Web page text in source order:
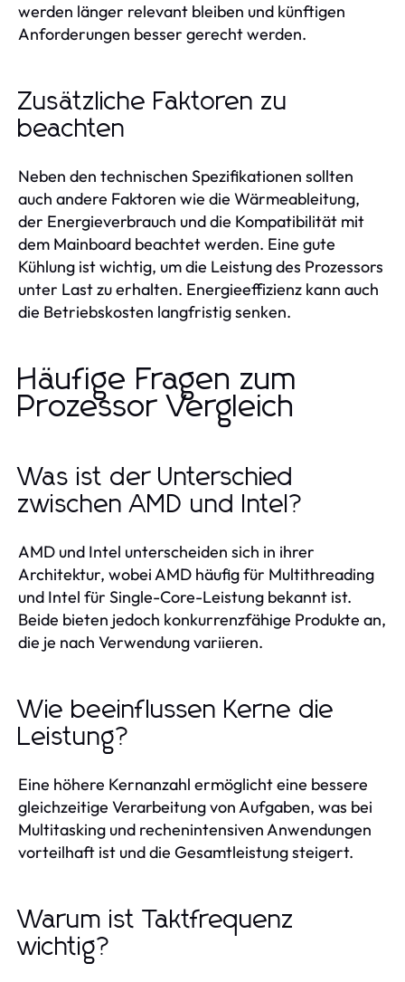
werden länger relevant bleiben und künftigen
Anforderungen besser gerecht werden.
Zusätzliche Faktoren zu
beachten
Neben den technischen Spezifikationen sollten
auch andere Faktoren wie die Wärmeableitung,
der Energieverbrauch und die Kompatibilität mit
dem Mainboard beachtet werden. Eine gute
Kühlung ist wichtig, um die Leistung des Prozessors
unter Last zu erhalten. Energieeffizienz kann auch
die Betriebskosten langfristig senken.
Häufige Fragen zum
Prozessor Vergleich
Was ist der Unterschied
zwischen AMD und Intel?
AMD und Intel unterscheiden sich in ihrer
Architektur, wobei AMD häufig für Multithreading
und Intel für Single-Core-Leistung bekannt ist.
Beide bieten jedoch konkurrenzfähige Produkte an,
die je nach Verwendung variieren.
Wie beeinflussen Kerne die
Leistung?
Eine höhere Kernanzahl ermöglicht eine bessere
gleichzeitige Verarbeitung von Aufgaben, was bei
Multitasking und rechenintensiven Anwendungen
vorteilhaft ist und die Gesamtleistung steigert.
Warum ist Taktfrequenz
wichtig?